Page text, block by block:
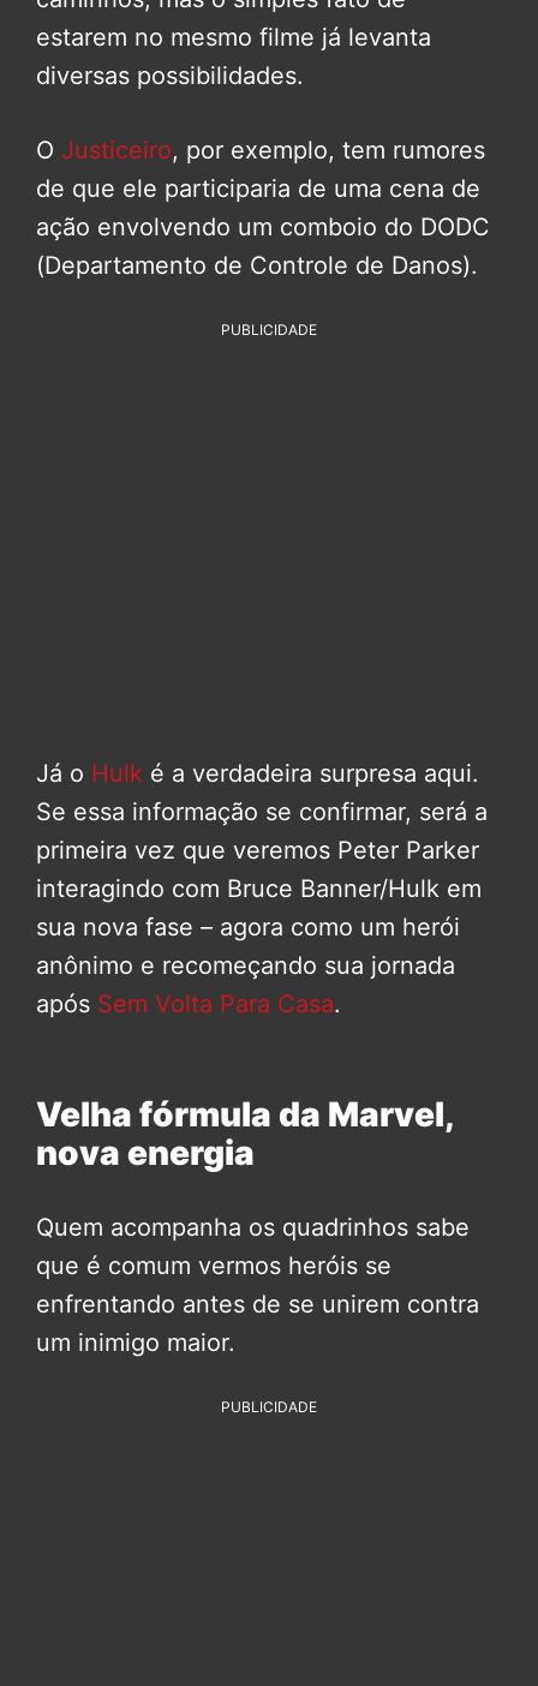
estarem no mesmo filme já levanta
diversas possibilidades.
O Justiceiro, por exemplo, tem rumores
de que ele participaria de uma cena de
ação envolvendo um comboio do DODC
(Departamento de Controle de Danos).
PUBLICIDADE
Já o Hulk é a verdadeira surpresa aqui.
Se essa informação se confirmar, será a
primeira vez que veremos Peter Parker
interagindo com Bruce Banner/Hulk em
sua nova fase – agora como um herói
anônimo e recomeçando sua jornada
após Sem Volta Para Casa.
Velha fórmula da Marvel,
nova energia
Quem acompanha os quadrinhos sabe
que é comum vermos heróis se
enfrentando antes de se unirem contra
um inimigo maior.
PUBLICIDADE